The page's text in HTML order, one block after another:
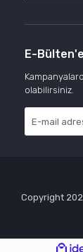
E-
olabilirsiniz.
Copyright